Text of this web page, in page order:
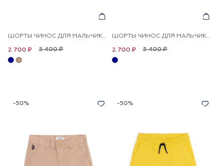
ШОРТЫ ЧИНОС ДЛЯ МАЛЬЧИКОВ
5 400 ₽
2 700 ₽
ШОРТЫ ЧИНОС ДЛЯ МАЛЬЧИКОВ
5 400 ₽
2 700 ₽
-50% -50%